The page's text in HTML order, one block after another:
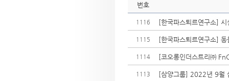
번호
1116 [한국파스퇴르연구소]
1115 [한국파스퇴르연구소]
1114 [코오롱인더스트리㈜
1113 [삼양그룹] 2022년 9월